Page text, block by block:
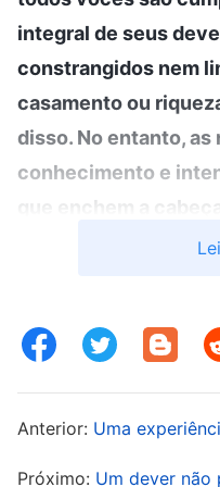
integral de seus
constrangidos nem
casamento ou
disso. No entanto,
conhecimento e
que enchem a
inalterados em sua
casa de Deus
salta em
Anterior: Uma
Próximo: Um dever não